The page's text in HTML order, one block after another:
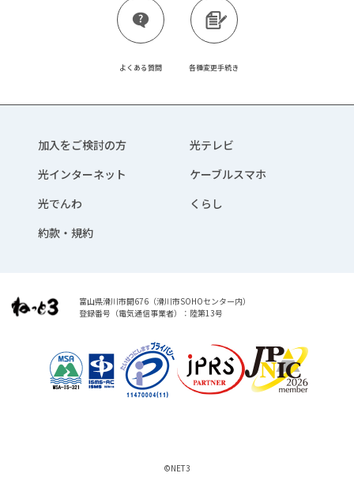
よくある質問 各種変更手続き
加入をご検討の方
光テレビ
光インターネット
ケーブルスマホ
光でんわ
くらし
約款・規約
富山県滑川市開676（滑川市SOHOセンター内）
登録番号（電気通信事業者）：陸第13号
©️NET3